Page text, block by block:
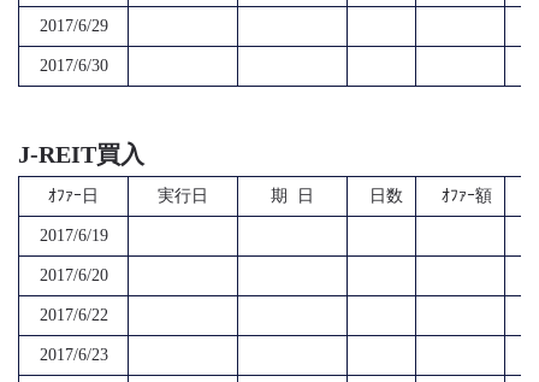
2017/6/29
2017/6/30
J-REIT買入
ｵﾌｧｰ日 実行日 期 日 日数 ｵﾌｧｰ額
2017/6/19
2017/6/20
2017/6/22
2017/6/23